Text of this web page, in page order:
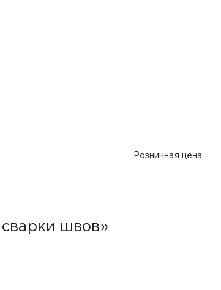
Розничная цена
швов»